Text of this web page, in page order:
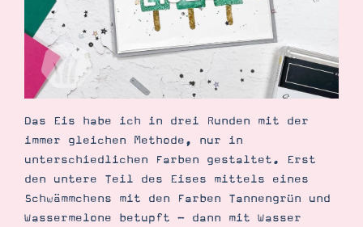
Tipps & Tricks
Ordnungstipps
Das Eis habe ich in drei Runden mit der
immer gleichen Methode, nur in
unterschiedlichen Farben gestaltet. Erst
den untere Teil des Eises mittels eines
Schwämmchens mit den Farben Tannengrün und
Wassermelone betupft - dann mit Wasser